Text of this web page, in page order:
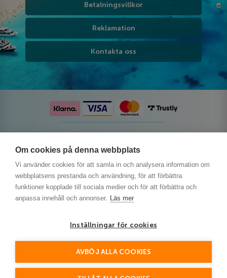
Om cookies på denna webbplats
Vi använder cookies för att samla in och analysera information om
webbplatsens prestanda och användning, för att förbättra
funktioner kopplade till sociala medier och för att förbättra och
anpassa innehåll och annonser. Läs mer
Inställningar för cookies
AVBÖJ ALLA COOKIES
Betalningsvillkor
Reklamation
Kontakta oss
This site is protected by reCAPTCHA and the Google
andTerms of Service apply.